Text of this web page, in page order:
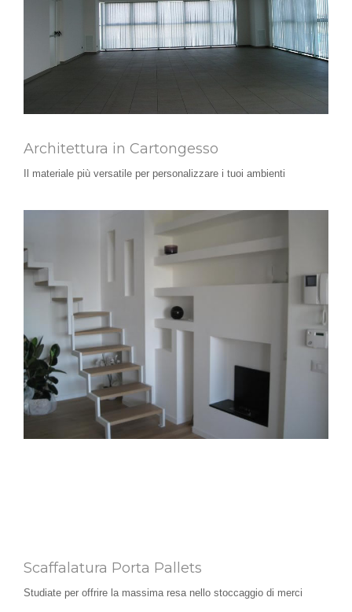
Architettura in Cartongesso
Il materiale più versatile per personalizzare i tuoi ambienti
Scaffalatura Porta Pallets
Studiate per offrire la massima resa nello stoccaggio di merci